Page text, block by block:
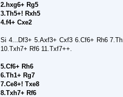
2.hxg6+ Rg5
3.Th5+! Rxh5
4.f4+ Cxe2
Si 4...Df3+ 5.Axf3+ Cxf3 6.Cf6+ Rh6
10.Txh7+ Rf6 11.Txf7++.
5.Cf6+ Rh6
6.Th1+ Rg7
7.Ce8+! Txe8
8.Txh7+ Rf6